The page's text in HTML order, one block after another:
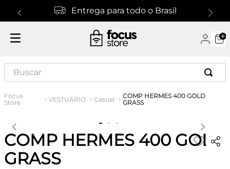
Entrega para todo o Brasil
Buscar
VESTUÁRIO Casual
COMP HERMES 400 GOLD
GRASS
COMP HERMES 400 GOLD
GRASS